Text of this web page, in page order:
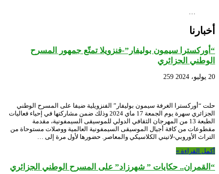
…
أخبارنا
“أوركسترا سيمون بوليفار”-فنزويلا تمتّع جمهور المسرح
الوطني الجزائري
20 يوليو، 2024 259
حلت “أوركسترا الغرفة سيمون بوليفار” الفنزويلية ضيفا على المسرح الوطني
الجزائري سهرة يوم الجمعة 17 ماي 2024 وذلك ضمن مشاركتها في إحياء فعاليات
الطبعة 13 من المهرجان الثقافي الدولي للموسيقى السيمفونية، مقدمة
مقطوعات من كافة أجيال الموسيقى السيمفونية العالمية ووصلات مستوحاة من
التراث الأوروبي-لاتيني الكلاسيكي والمعاصر. حضورها لأول مرة إلى …
أكمل القراءة »
“القمران.. حكايات ” شهرزاد” على المسرح الوطني الجزائري